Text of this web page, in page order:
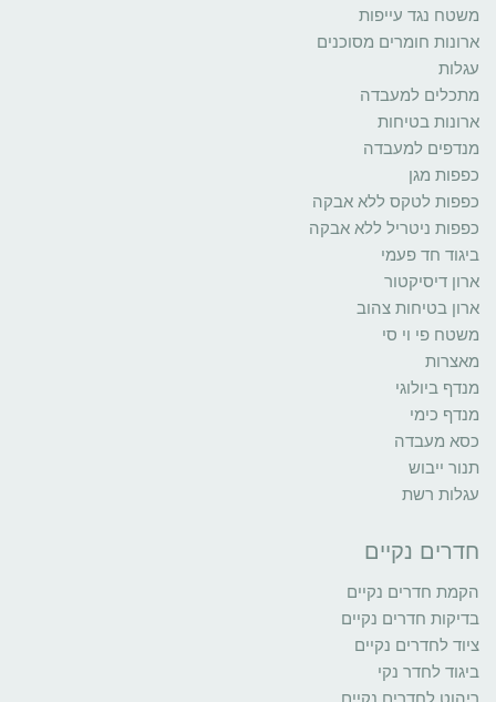
משטח נגד עייפות
ארונות חומרים מסוכנים
עגלות
מתכלים למעבדה
ארונות בטיחות
מנדפים למעבדה
כפפות מגן
כפפות לטקס ללא אבקה
כפפות ניטריל ללא אבקה
ביגוד חד פעמי
ארון דיסיקטור
ארון בטיחות צהוב
משטח פי וי סי
מאצרות
מנדף ביולוגי
מנדף כימי
כסא מעבדה
תנור ייבוש
עגלות רשת
חדרים נקיים
הקמת חדרים נקיים
בדיקות חדרים נקיים
ציוד לחדרים נקיים
ביגוד לחדר נקי